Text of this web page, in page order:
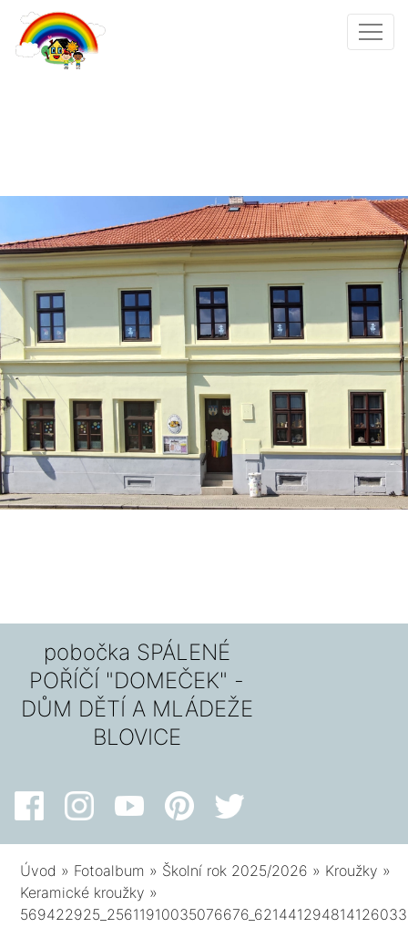
pobočka SPÁLENÉ
POŘÍČÍ "DOMEČEK" -
DŮM DĚTÍ A MLÁDEŽE
BLOVICE
Úvod » Fotoalbum » Školní rok 2025/2026 » Kroužky »
Keramické kroužky »